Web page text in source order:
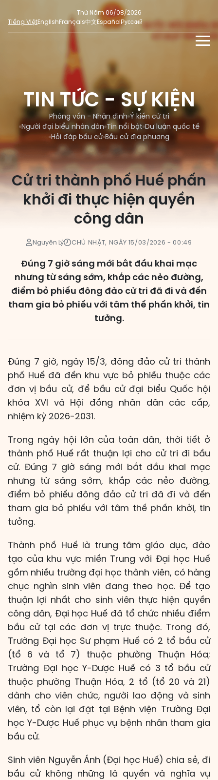
Thứ Năm 06/08/2026
Tiếng ViệtEnglishFrançais中文EspañolРусский
TIN TỨC - SỰ KIỆN
Phỏng vấn - Nhận định
Ý kiến cử tri
Người đại biểu nhân dân
Tin nổi bật
Dư luận quốc tế
Hỏi đáp bầu cử
Bầu cử địa phương
ĐA PHƯƠNG TIỆN
Ảnh
E-magazine
Infographic
DÀNH CHO BÁO CHÍ
MẠNG XÃ HỘI
SỐ LIỆU BẦU CỬ
Cử tri tham gia bầu cử
Tổng số đại biểu quốc hội
Nữ đại biểu Quốc hội
HĐND cấp tỉnh, thành phố
TIN TỨC - SỰ KIỆN
Phỏng vấn - Nhận định Ý kiến cử tri
Người đại biểu nhân dân Tin nổi bật Dư luận quốc tế
Hỏi đáp bầu cử Bầu cử địa phương
Cử tri thành phố Huế phấn
khởi đi thực hiện quyền
công dân
Nguyên Lý CHỦ NHẬT, NGÀY 15/03/2026 - 00:49
Đúng 7 giờ sáng mới bắt đầu khai mạc
nhưng từ sáng sớm, khắp các nẻo đường,
điểm bỏ phiếu đông đảo cử tri đã đi và đến
tham gia bỏ phiếu với tâm thế phấn khởi, tin
tưởng.
Đúng 7 giờ, ngày 15/3, đông đảo cử tri thành
phố Huế đã đến khu vực bỏ phiếu thuộc các
đơn vị bầu cử, để bầu cử đại biểu Quốc hội
khóa XVI và Hội đồng nhân dân các cấp,
nhiệm kỳ 2026-2031.
Trong ngày hội lớn của toàn dân, thời tiết ở
thành phố Huế rất thuận lợi cho cử tri đi bầu
cử. Đúng 7 giờ sáng mới bắt đầu khai mạc
nhưng từ sáng sớm, khắp các nẻo đường,
điểm bỏ phiếu đông đảo cử tri đã đi và đến
tham gia bỏ phiếu với tâm thế phấn khởi, tin
tưởng.
Thành phố Huế là trung tâm giáo dục, đào
tạo của khu vực miền Trung với Đại học Huế
gồm nhiều trường đại học thành viên, có hàng
chục nghìn sinh viên đang theo học. Để tạo
thuận lợi nhất cho sinh viên thực hiện quyền
công dân, Đại học Huế đã tổ chức nhiều điểm
bầu cử tại các đơn vị trực thuộc. Trong đó,
Trường Đại học Sư phạm Huế có 2 tổ bầu cử
(tổ 6 và tổ 7) thuộc phường Thuận Hóa;
Trường Đại học Y-Dược Huế có 3 tổ bầu cử
thuộc phường Thuận Hóa, 2 tổ (tổ 20 và 21)
dành cho viên chức, người lao động và sinh
viên, tổ còn lại đặt tại Bệnh viện Trường Đại
học Y-Dược Huế phục vụ bệnh nhân tham gia
bầu cử.
Sinh viên Nguyễn Ánh (Đại học Huế) chia sẻ, đi
bầu cử không những là quyền và nghĩa vụ